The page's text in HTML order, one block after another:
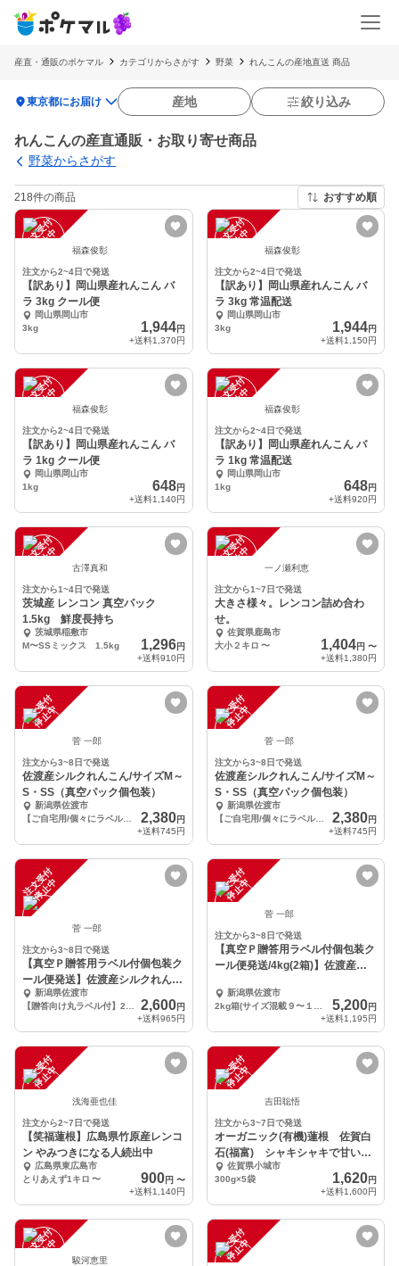
産直・通販のポケマル カテゴリからさがす 野菜 れんこんの産地直送 商品
location_on東京都にお届け 産地 絞り込み
れんこんの産直通販・お取り寄せ商品
野菜からさがす
218件の商品 おすすめ順
注
文
受
付
停
止
中 福森俊彰
注文から2~4日で発送
【訳あり】岡山県産れんこん バ
ラ 3kg クール便
岡山県岡山市
3kg
1,944円
+送料1,370円
注
文
受
付
停
止
中 福森俊彰
注文から2~4日で発送
【訳あり】岡山県産れんこん バ
ラ 3kg 常温配送
岡山県岡山市
3kg
1,944円
+送料1,150円
注
文
受
付
停
止
中 福森俊彰
注文から2~4日で発送
【訳あり】岡山県産れんこん バ
ラ 1kg クール便
岡山県岡山市
1kg
648円
+送料1,140円
注
文
受
付
停
止
中 福森俊彰
注文から2~4日で発送
【訳あり】岡山県産れんこん バ
ラ 1kg 常温配送
岡山県岡山市
1kg
648円
+送料920円
注
文
受
付
停
止
中 古澤真和
注文から1~4日で発送
茨城産 レンコン 真空パック
1.5kg 鮮度長持ち
茨城県稲敷市
M〜SSミックス 1.5kg
1,296円
+送料910円
注
文
受
付
停
止
中 一ノ瀬利恵
注文から1~7日で発送
大きさ様々。レンコン詰め合わ
せ。
佐賀県鹿島市
大小２キロ 〜 1,404円 〜
+送料1,380円
注
文
受
付
停
止
中
菅 一郎
注文から3~8日で発送
佐渡産シルクれんこん/サイズM～
S・SS（真空パック個包装）
新潟県佐渡市
【ご自宅用/個々にラベル貼付無】2kgひと箱にサイズ混載でM５個前後+S・SS５～８個入り
2,380円
+送料745円
注
文
受
付
停
止
中
菅 一郎
注文から3~8日で発送
佐渡産シルクれんこん/サイズM～
S・SS（真空パック個包装）
新潟県佐渡市
【ご自宅用/個々にラベル貼付無】2kgひと箱にサイズ混載で９～１３節入り
2,380円
+送料745円
注
文
受
付
停
止
中
菅 一郎
注文から3~8日で発送
【真空Ｐ贈答用ラベル付個包装ク
ール便発送】佐渡産シルクれんこ
ん/M～S・SS
新潟県佐渡市
2,600円
+送料965円
注
文
受
付
停
止
中
菅 一郎
注文から3~8日で発送
【真空Ｐ贈答用ラベル付個包装ク
ール便発送/4kg(2箱)】佐渡産シ
新潟県佐渡市
5,200円
+送料1,195円
注
文
受
付
停
止
中
浅海亜也佳
注文から2~7日で発送
【笑福蓮根】広島県竹原産レンコ
ン やみつきになる人続出中
広島県東広島市
とりあえず1キロ 〜 900円 〜
+送料1,140円
注
文
受
付
停
止
中
吉田聡悟
注文から3~7日で発送
オーガニック(有機)蓮根 佐賀白
石(福富) シャキシャキで甘いよ
～ 佐賀県小城市
300g×5袋
1,620円
+送料1,600円
注
文
受
付
停
止
中 駿河恵里
注
文
受
付
停
止
中